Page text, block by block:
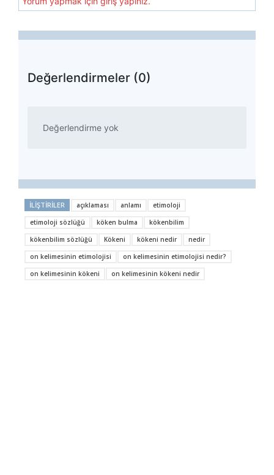
Değerlendirmeler (0)
Değerlendirme yok
İLIŞTIRILER açıklaması anlamı
etimoloji
etimoloji sözlüğü
köken bulma
kökenbilim
kökenbilim sözlüğü
Kökeni kökeni nedir
nedir
on kelimesinin etimolojisi
on kelimesinin etimolojisi nedir?
on kelimesinin kökeni
on kelimesinin kökeni nedir